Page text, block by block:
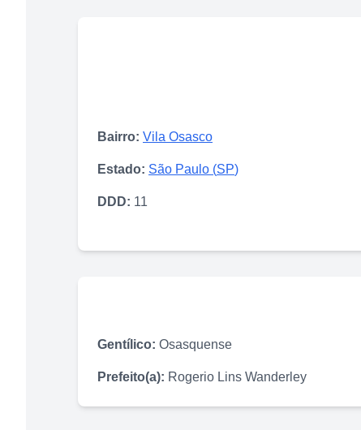
Bairro: Vila Osasco
Estado: São Paulo (SP)
DDD: 11
Gentílico: Osasquense
Prefeito(a): Rogerio Lins Wanderley